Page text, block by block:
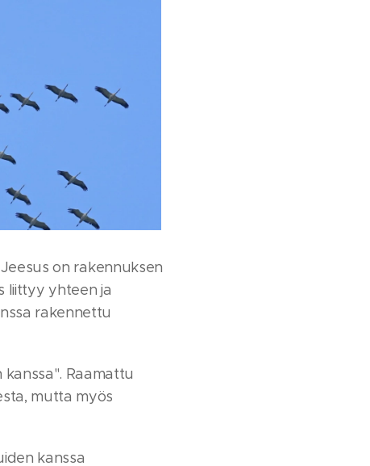
on rakennuksen
liittyy yhteen ja
rakennettu
Raamattu
mutta myös
kanssa